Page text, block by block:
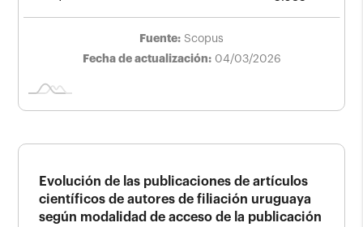
Fuente: Scopus
Fecha de actualización: 04/03/2026
Evolución de las publicaciones de artículos
científicos de autores de filiación uruguaya
según modalidad de acceso de la publicación